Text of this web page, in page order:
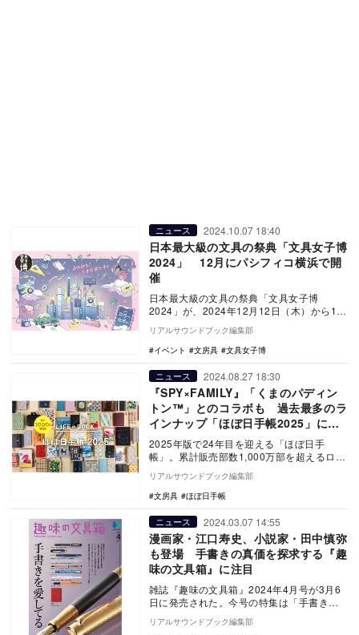
ニュース 2024.10.07 18:40
日本最大級の文具の祭典「文具女子博
2024」 12月にパシフィコ横浜で開
催
日本最大級の文具の祭典「文具女子博
2024」が、2024年12月12日（木）から12
月15日（日）の4日間、パシフィコ横浜 展
示…
リアルサウンドブック編集部
イベント
文房具 文具女子博
ニュース 2024.08.27 18:30
『SPY×FAMILY』「くまのパディン
トン™」とのコラボも 過去最多のラ
インナップ「ほぼ日手帳2025」に注
目
2025年版で24年目を迎える「ほぼ日手
帳」。累計販売部数1,000万部を超えるロン
グセラー商品の2025年版が9月より発売さ
れ…
リアルサウンドブック編集部
文房具
ほぼ日手帳
ニュース 2024.03.07 14:55
漫画家・江口寿史、小説家・田中慎弥
も登場 手書きの真価を探求する『趣
味の文具箱』に注目
雑誌『趣味の文具箱』2024年4月号が3月6
日に発売された。今号の特集は「手書きを
愛してる」となっている。 手で書かれ
た…
リアルサウンドブック編集部